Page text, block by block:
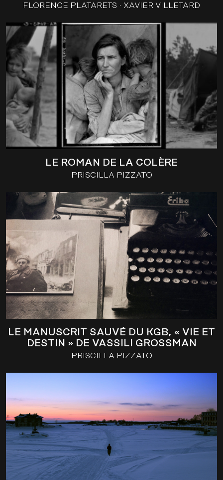
FLORENCE PLATARETS XAVIER VILLETARD
LE ROMAN DE LA COLÈRE
PRISCILLA PIZZATO
LE MANUSCRIT SAUVÉ DU KGB, « VIE ET
DESTIN » DE VASSILI GROSSMAN
PRISCILLA PIZZATO